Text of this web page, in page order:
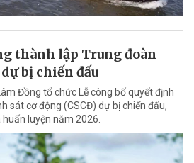
thành lập Trung đoàn
bị chiến đấu
Đồng tổ chức Lễ công bố quyết định
sát cơ động (CSCĐ) dự bị chiến đấu,
luyện năm 2026.